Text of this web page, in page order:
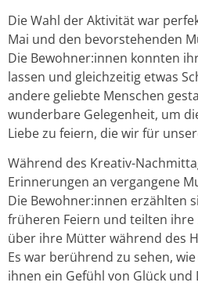
Die Wahl der Aktivität war
Mai und den bevorstehenden
Die Bewohner:innen konnten
lassen und gleichzeitig etwas
andere geliebte Menschen
wunderbare Gelegenheit, um
Liebe zu feiern, die wir für
Während des Kreativ-
Erinnerungen an vergangene
Die Bewohner:innen erzählten
früheren Feiern und teilten
über ihre Mütter während des
Es war berührend zu sehen,
ihnen ein Gefühl von Glück und